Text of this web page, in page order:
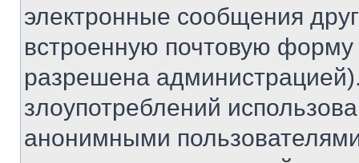
электронные сообщения
встроенную почтовую
разрешена
злоупотреблений
анонимными